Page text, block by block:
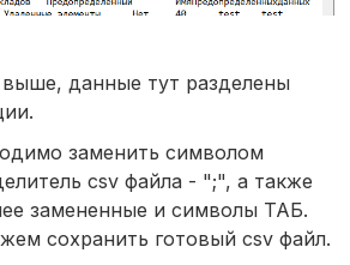
данные тут разделены
заменить символом
csv файла - ";", а также
замененные и символы ТАБ.
сохранить готовый csv файл.